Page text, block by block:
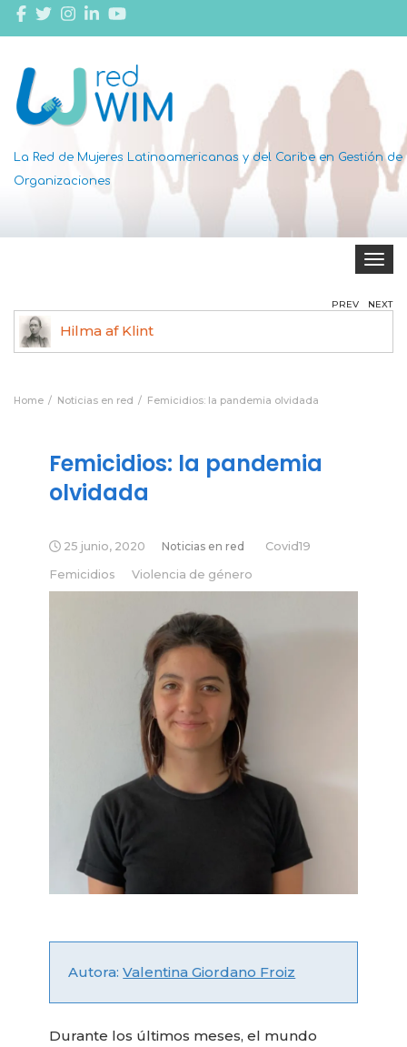
La Red de Mujeres Latinoamericanas y del Caribe en Gestión de
Organizaciones
Toggle
Hilma af Klint
PREV NEXT
Home Noticias en red Femicidios: la pandemia olvidada
Femicidios: la pandemia
olvidada
25 junio, 2020 Noticias en red Covid19
Femicidios Violencia de género
Autora:Valentina Giordano Froiz
Durante los últimos meses, el mundo